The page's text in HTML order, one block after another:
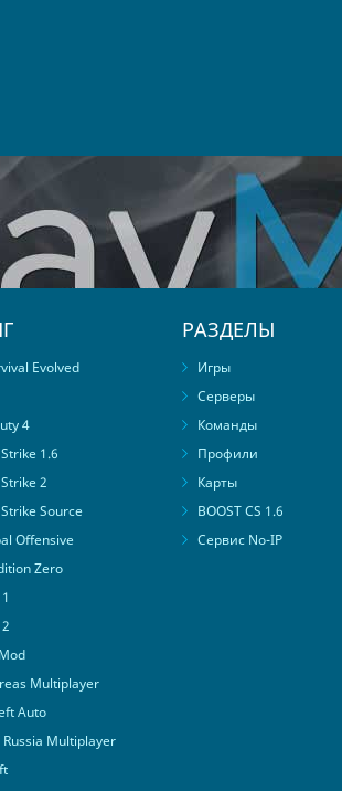
Evolved
4
1.6
2
Source
Offensive
Zero
Multiplayer
Auto
Multiplayer
РАЗДЕЛЫ
Игры
Серверы
Команды
Профили
Карты
BOOST CS 1.6
Сервис No-IP